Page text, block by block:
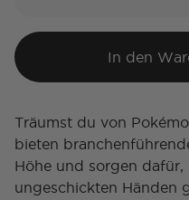
In den
Träumst du von
bieten
Höhe und sorgen
ungeschickten Händen